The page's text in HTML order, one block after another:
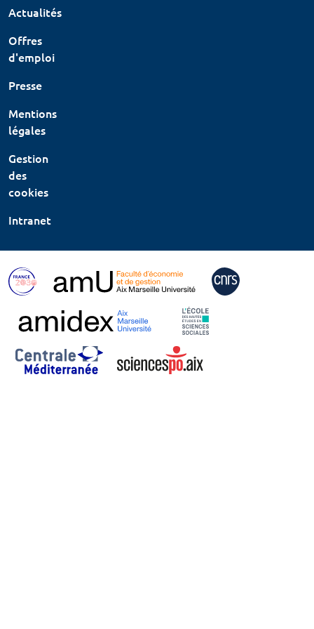
Actualités
Offres
d'emploi
Presse
Mentions
légales
Gestion
des
cookies
Intranet